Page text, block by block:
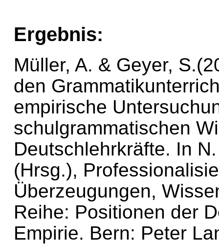
Ergebnis:
Müller, A. & Geyer,
den
empirische
schulgrammatischen
Deutschlehrkräfte. In
(Hrsg.),
Überzeugungen,
Reihe: Positionen der
Empirie. Bern: Peter